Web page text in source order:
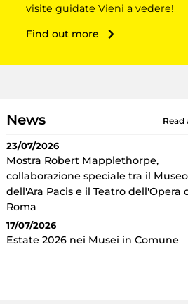
visite guidate Vieni a vedere!
Find out more
News read
23/07/2026
Mostra Robert Mapplethorpe,
collaborazione speciale tra il Museo
dell'Ara Pacis e il Teatro dell'Opera
Roma
17/07/2026
Estate 2026 nei Musei in Comune